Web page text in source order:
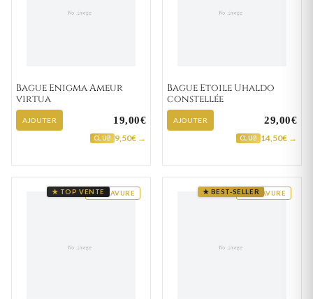
Bague Enigma Ameur
virtua
AJOUTER 19,00€
CLUB 9,50€ →
Bague Etoile Uhaldo
constellée
AJOUTER 29,00€
CLUB 14,50€ →
GRAVURE
★ TOP VENTE GRAVURE
★ BEST-SELLER